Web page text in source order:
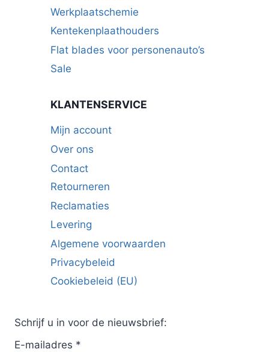
Werkplaatschemie
Kentekenplaathouders
Flat blades voor personenauto’s
Sale
KLANTENSERVICE
Mijn account
Over ons
Contact
Retourneren
Reclamaties
Levering
Algemene voorwaarden
Privacybeleid
Cookiebeleid (EU)
Schrijf u in voor de nieuwsbrief:
E-mailadres *